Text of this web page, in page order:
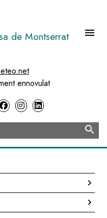
de Montserrat menu
ennovulat
search